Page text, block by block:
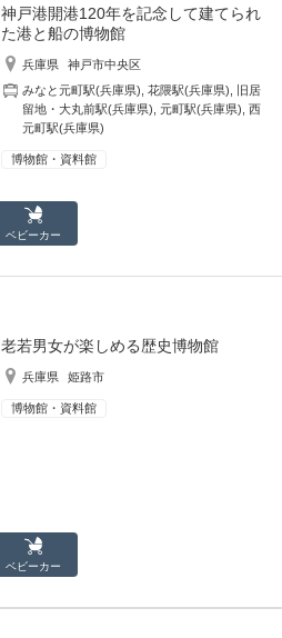
神戸港開港120年を記念して建てられ
た港と船の博物館
兵庫県
神戸市中央区
みなと元町駅(兵庫県) ,花隈駅(兵庫県)
旧居
留地・大丸前駅(兵庫県) ,元町駅(兵庫県) ,西
元町駅(兵庫県)
博物館・資料館
ベビーカー
老若男女が楽しめる歴史博物館
兵庫県 姫路市
博物館・資料館
ベビーカー